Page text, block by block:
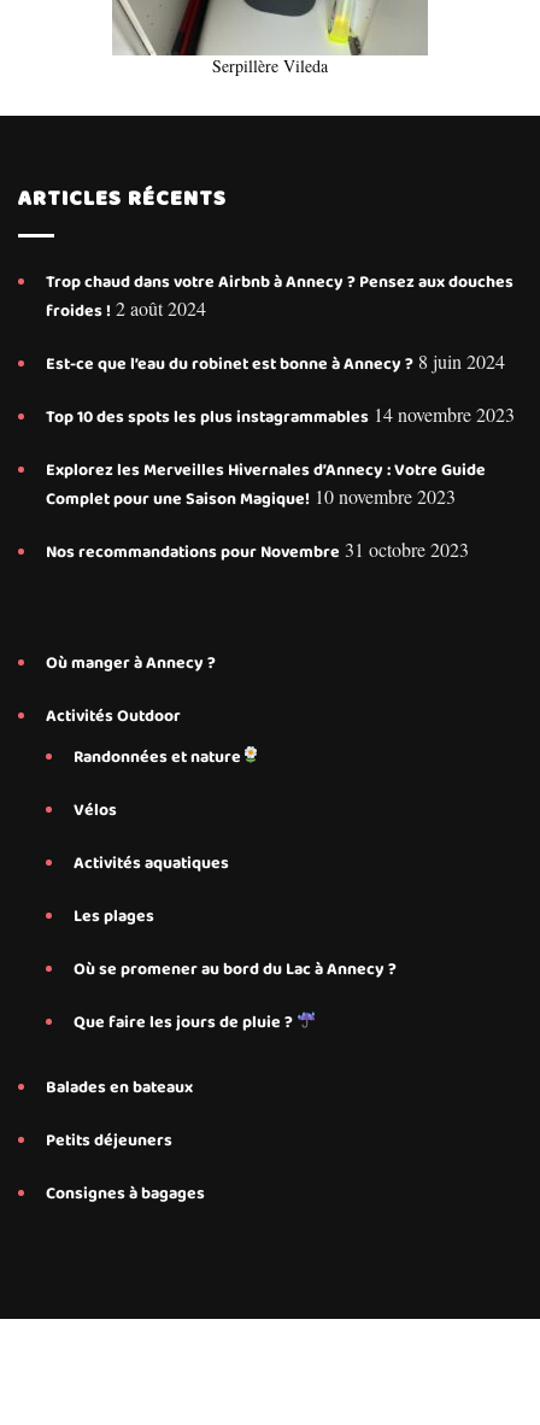
Serpillère Vileda
ARTICLES RÉCENTS
Trop chaud dans votre Airbnb à Annecy ? Pensez aux douches
froides ! 2 août 2024
Est-ce que l’eau du robinet est bonne à Annecy ? 8 juin 2024
Top 10 des spots les plus instagrammables 14 novembre 2023
Explorez les Merveilles Hivernales d’Annecy : Votre Guide
Complet pour une Saison Magique! 10 novembre 2023
Nos recommandations pour Novembre 31 octobre 2023
Où manger à Annecy ?
Activités Outdoor
Randonnées et nature
Vélos
Activités aquatiques
Les plages
Où se promener au bord du Lac à Annecy ?
Que faire les jours de pluie ?
Balades en bateaux
Petits déjeuners
Consignes à bagages